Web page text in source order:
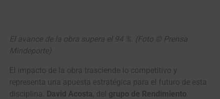
El avance de la obra supera el 94 %. (Foto © Prensa
Mindeporte)
El impacto de la obra trasciende lo competitivo y
representa una apuesta estratégica para el futuro de esta
disciplina. David Acosta, del grupo de Rendimiento